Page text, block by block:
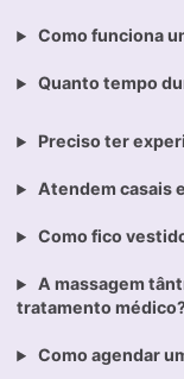
Como funciona
Quanto tempo
Preciso ter
Atendem casais
Como fico
A massagem
tratamento
Como agendar